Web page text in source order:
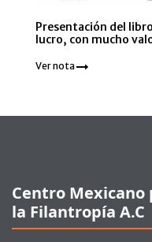
Presentación del
lucro, con mucho
Ver nota
Centro Mexicano
la Filantropía A.C